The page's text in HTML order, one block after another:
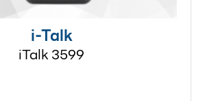
i-Talk
iTalk 3599